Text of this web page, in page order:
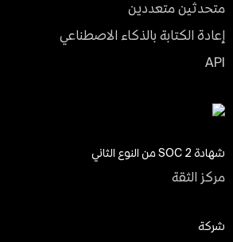
متحدثين متعددين
إعادة الكتابة بالذكاء الاصطناعي
API
شهادة SOC 2 من النوع الثاني
مركز الثقة
شركة